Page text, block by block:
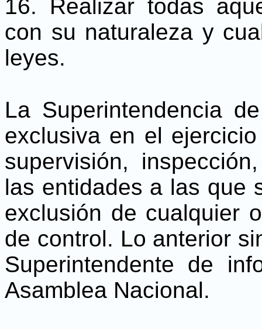
16. Realizar todas
con su naturaleza y
leyes.
La Superintendencia
exclusiva en el
supervisión,
las entidades a las que
exclusión de cualquier
de control. Lo anterior
Superintendente de
Asamblea Nacional.